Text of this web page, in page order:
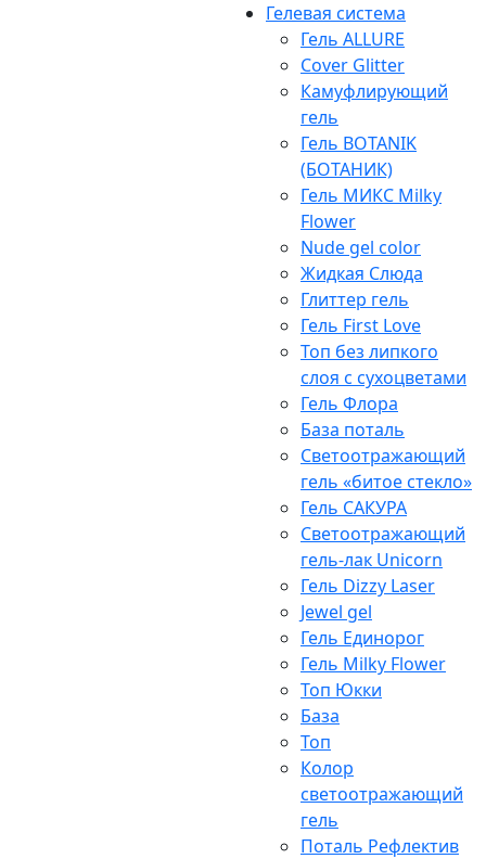
Гелевая система
Гель ALLURE
Cover Glitter
Камуфлирующий
гель
Гель BOTANIK
(БОТАНИК)
Гель МИКС Milky
Flower
Nude gel color
Жидкая Слюда
Глиттер гель
Гель First Love
Топ без липкого
слоя с сухоцветами
Гель Флора
База поталь
Светоотражающий
гель «битое стекло»
Гель САКУРА
Светоотражающий
гель-лак Unicorn
Гель Dizzy Laser
Jewel gel
Гель Единорог
Гель Milky Flower
Топ Юкки
База
Топ
Колор
светоотражающий
гель
Поталь Рефлектив